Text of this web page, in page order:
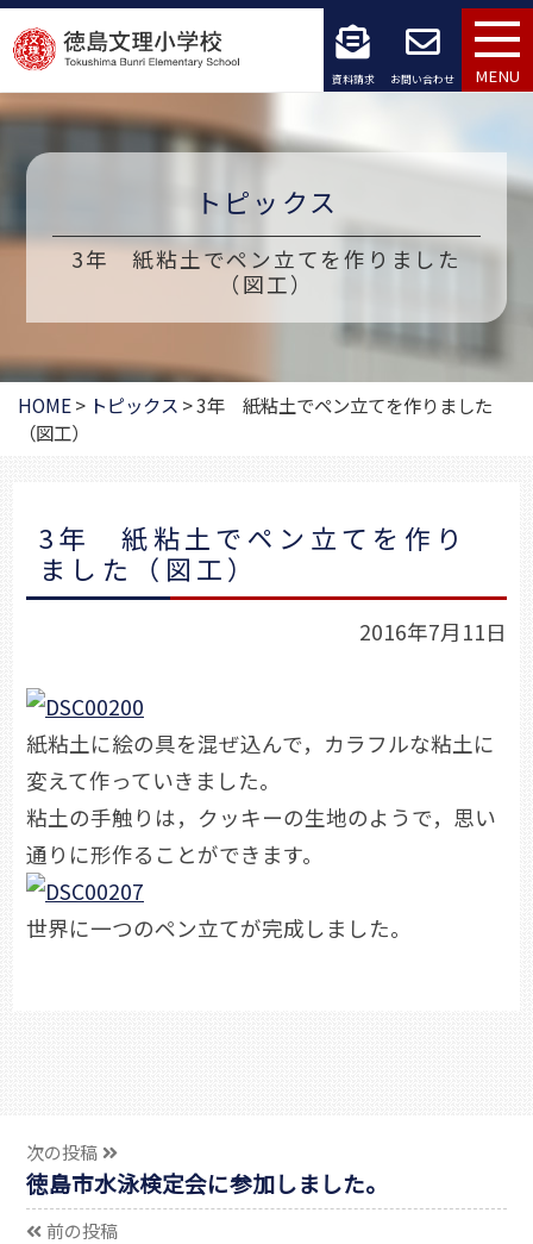
コ
ン
テ
ン
へ
ッ
資料請求 お問い合わせ MENU
トピックス
3年 紙粘土でペン立てを作りました
（図工）
HOME> トピックス >3年 紙粘土でペン立てを作りました
（図工）
3年 紙粘土でペン立てを作り
ました（図工）
2016年7月11日
紙粘土に絵の具を混ぜ込んで，カラフルな粘土に
変えて作っていきました。
粘土の手触りは，クッキーの生地のようで，思い
通りに形作ることができます。
世界に一つのペン立てが完成しました。
次の投稿
徳島市水泳検定会に参加しました。
前の投稿